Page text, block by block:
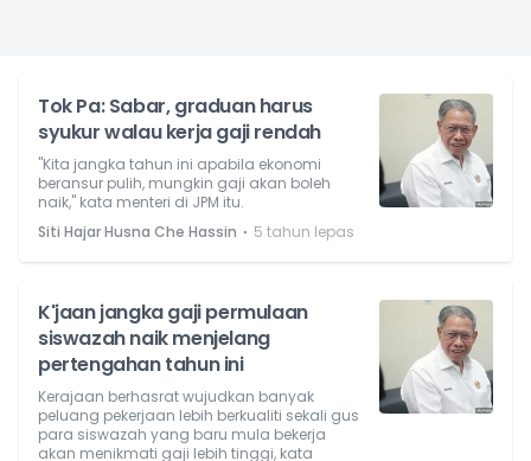
Tok Pa: Sabar, graduan harus
syukur walau kerja gaji rendah
"Kita jangka tahun ini apabila ekonomi
beransur pulih, mungkin gaji akan boleh
naik," kata menteri di JPM itu.
Siti Hajar Husna Che Hassin ⋅ 5 tahun lepas
K'jaan jangka gaji permulaan
siswazah naik menjelang
pertengahan tahun ini
Kerajaan berhasrat wujudkan banyak
peluang pekerjaan lebih berkualiti sekali gus
para siswazah yang baru mula bekerja
akan menikmati gaji lebih tinggi, kata